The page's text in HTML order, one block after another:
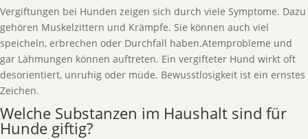
Vergiftungen bei Hunden zeigen sich durch viele Symptome. Dazu
gehören Muskelzittern und Krämpfe. Sie können auch viel
speicheln, erbrechen oder Durchfall haben.Atemprobleme und
gar Lähmungen können auftreten. Ein vergifteter Hund wirkt oft
desorientiert, unruhig oder müde. Bewusstlosigkeit ist ein ernstes
Zeichen.
Welche Substanzen im Haushalt sind für
Hunde giftig?